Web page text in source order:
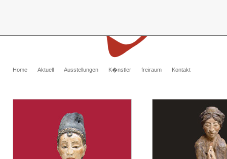
Home Aktuell Ausstellungen K�nstler freiraum Kontakt